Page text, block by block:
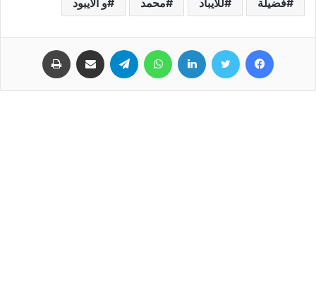
فيسبوك تويتر لينكدإن واتساب تيلقرام مشاركة عبر البريد